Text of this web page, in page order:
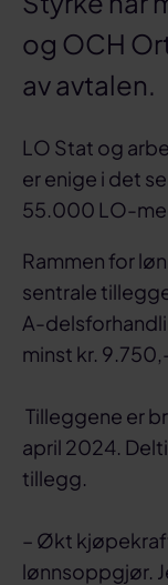
og OCH
av avtalen.
LO Stat og
er enige i det
55.000 LO-
Rammen for
sentrale
A-
minst kr.
Tilleggene er
april 2024.
tillegg.
– Økt
lønnsoppgjør.